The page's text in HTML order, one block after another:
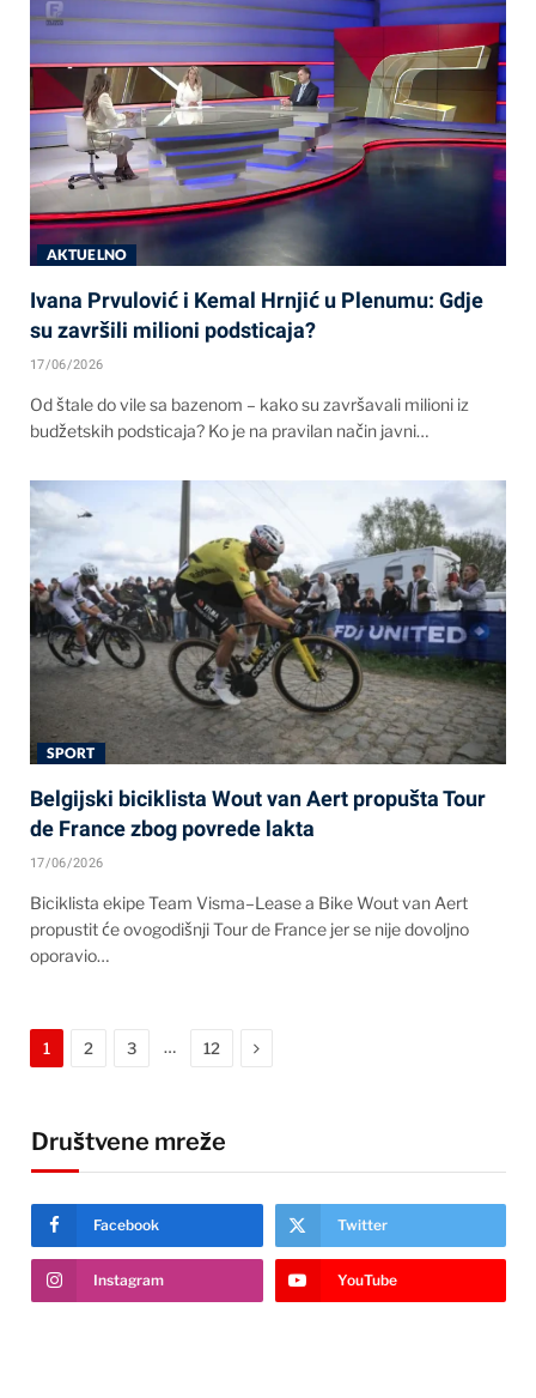
AKTUELNO
Ivana Prvulović i Kemal Hrnjić u Plenumu: Gdje
su završili milioni podsticaja?
17/06/2026
Od štale do vile sa bazenom – kako su završavali milioni iz
budžetskih podsticaja? Ko je na pravilan način javni…
SPORT
Belgijski biciklista Wout van Aert propušta Tour
de France zbog povrede lakta
17/06/2026
Biciklista ekipe Team Visma–Lease a Bike Wout van Aert
propustit će ovogodišnji Tour de France jer se nije dovoljno
oporavio…
1 2 3 … 12 Next
Društvene mreže
Facebook Twitter
Instagram YouTube